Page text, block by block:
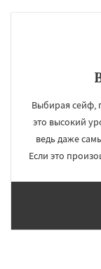
Выбирая сейф,
это высокий
ведь даже
Если это